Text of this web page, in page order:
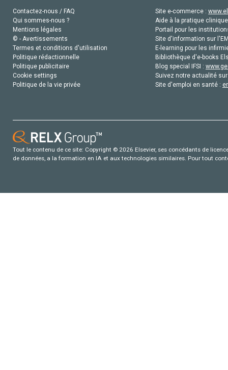
Contactez-nous / FAQ
Qui sommes-nous ?
Mentions légales
© - Avertissements
Termes et conditions d'utilisation
Politique rédactionnelle
Politique publicitaire
Cookie settings
Politique de la vie privée
Site e-commerce :
Aide à la pratique
Portail pour les
Site d'information sur
E-learning pour les
Bibliothèque d'e-books
Blog special IFSI :
Suivez notre actualité
Site d'emploi en santé :
Tout le contenu de ce site: Copyright © 2026 Elsevier, ses concédants de
de données, a la formation en IA et aux technologies similaires. Pour tout